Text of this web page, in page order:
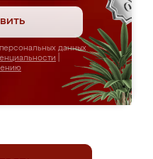
данных